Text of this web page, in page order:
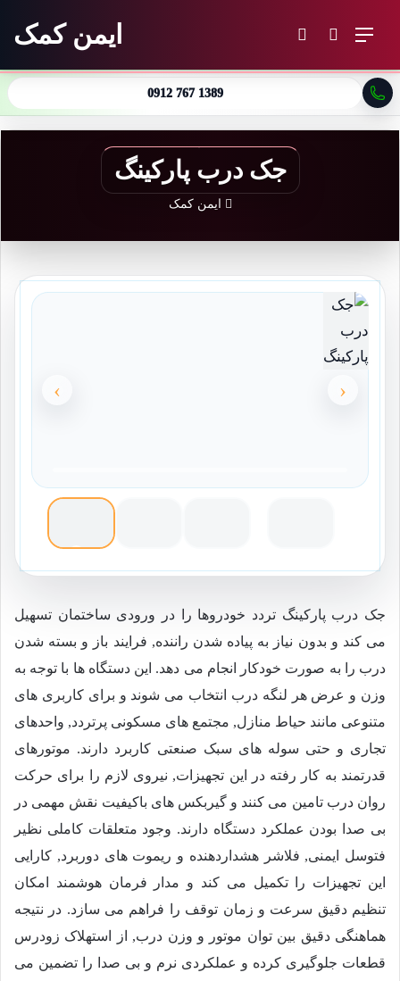
منو جستجو برای ایمن کمک
0912 767 1389
جک درب پارکینگ
ایمن کمک
‹
›
جک درب پارکینگ تردد خودروها را در ورودی ساختمان تسهیل
می کند و بدون نیاز به پیاده شدن راننده, فرایند باز و بسته شدن
درب را به صورت خودکار انجام می دهد. این دستگاه ها با توجه به
وزن و عرض هر لنگه درب انتخاب می شوند و برای کاربری های
متنوعی مانند حیاط منازل, مجتمع های مسکونی پرتردد, واحدهای
تجاری و حتی سوله های سبک صنعتی کاربرد دارند. موتورهای
قدرتمند به کار رفته در این تجهیزات, نیروی لازم را برای حرکت
روان درب تامین می کنند و گیربکس های باکیفیت نقش مهمی در
بی صدا بودن عملکرد دستگاه دارند. وجود متعلقات کاملی نظیر
فتوسل ایمنی, فلاشر هشداردهنده و ریموت های دوربرد, کارایی
این تجهیزات را تکمیل می کند و مدار فرمان هوشمند امکان
تنظیم دقیق سرعت و زمان توقف را فراهم می سازد. در نتیجه
هماهنگی دقیق بین توان موتور و وزن درب, از استهلاک زودرس
قطعات جلوگیری کرده و عملکردی نرم و بی صدا را تضمین می